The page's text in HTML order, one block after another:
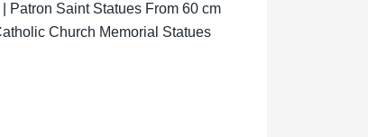
Patron Saint Statues From 60 cm
Church Memorial Statues